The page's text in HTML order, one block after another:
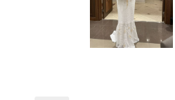
ITエンジニア